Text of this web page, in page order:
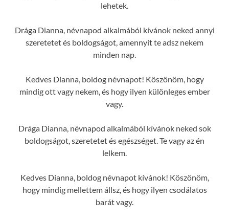
lehetek.
Drága Dianna, névnapod alkalmából kívánok neked annyi
szeretetet és boldogságot, amennyit te adsz nekem
minden nap.
Kedves Dianna, boldog névnapot! Köszönöm, hogy
mindig ott vagy nekem, és hogy ilyen különleges ember
vagy.
Drága Dianna, névnapod alkalmából kívánok neked sok
boldogságot, szeretetet és egészséget. Te vagy az én
lelkem.
Kedves Dianna, boldog névnapot kívánok! Köszönöm,
hogy mindig mellettem állsz, és hogy ilyen csodálatos
barát vagy.